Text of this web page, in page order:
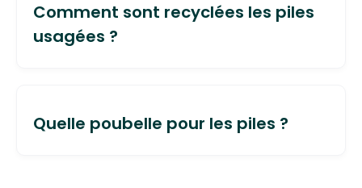
Comment sont recyclées les piles
usagées ?
recyclées par différents procédés permettant
de valoriser leurs composants. Parmi les objets
Quelle poubelle pour les piles ?